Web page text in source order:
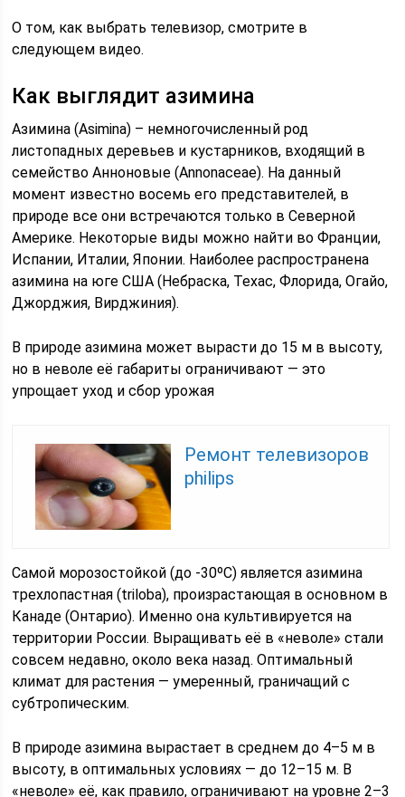
О том, как выбрать телевизор, смотрите в
следующем видео.
Как выглядит азимина
Азимина (Asimina) – немногочисленный род
листопадных деревьев и кустарников, входящий в
семейство Анноновые (Annonaceae). На данный
момент известно восемь его представителей, в
природе все они встречаются только в Северной
Америке. Некоторые виды можно найти во Франции,
Испании, Италии, Японии. Наиболее распространена
азимина на юге США (Небраска, Техас, Флорида, Огайо,
Джорджия, Вирджиния).
В природе азимина может вырасти до 15 м в высоту,
но в неволе её габариты ограничивают — это
упрощает уход и сбор урожая
Ремонт телевизоров
philips
Самой морозостойкой (до -30ºС) является азимина
трехлопастная (triloba), произрастающая в основном в
Канаде (Онтарио). Именно она культивируется на
территории России. Выращивать её в «неволе» стали
совсем недавно, около века назад. Оптимальный
климат для растения — умеренный, граничащий с
субтропическим.
В природе азимина вырастает в среднем до 4–5 м в
высоту, в оптимальных условиях — до 12–15 м. В
«неволе» её, как правило, ограничивают на уровне 2–3